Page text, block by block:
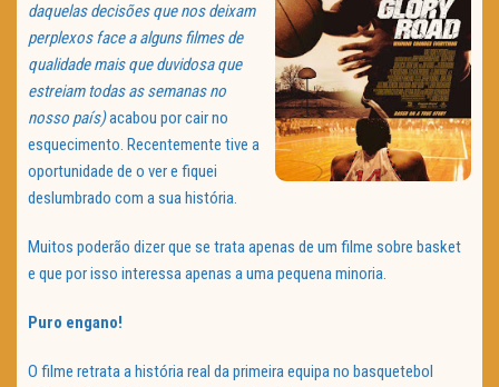
daquelas decisões que nos deixam
perplexos face a alguns filmes de
qualidade mais que duvidosa que
estreiam todas as semanas no
nosso país)acabou por cair no
esquecimento. Recentemente tive a
oportunidade de o ver e fiquei
deslumbrado com a sua história.
Muitos poderão dizer que se trata apenas de um filme sobre basket
e que por isso interessa apenas a uma pequena minoria.
Puro engano!
O filme retrata a história real da primeira equipa no basquetebol